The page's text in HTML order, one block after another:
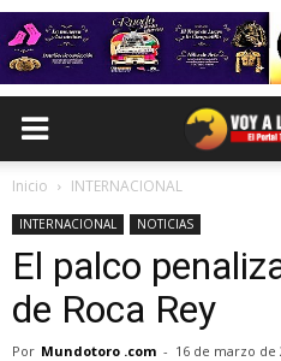
Inicio INTERNACIONAL
INTERNACIONAL NOTICIAS
El palco
de Roca Rey
Por Mundotoro .com - 16 de marzo de